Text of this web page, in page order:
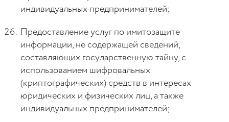
индивидуальных предпринимателей;
Предоставление услуг по имитозащите
информации, не содержащей сведений,
составляющих государственную тайну, с
использованием шифровальных
(криптографических) средств в интересах
юридических и физических лиц, а также
индивидуальных предпринимателей;